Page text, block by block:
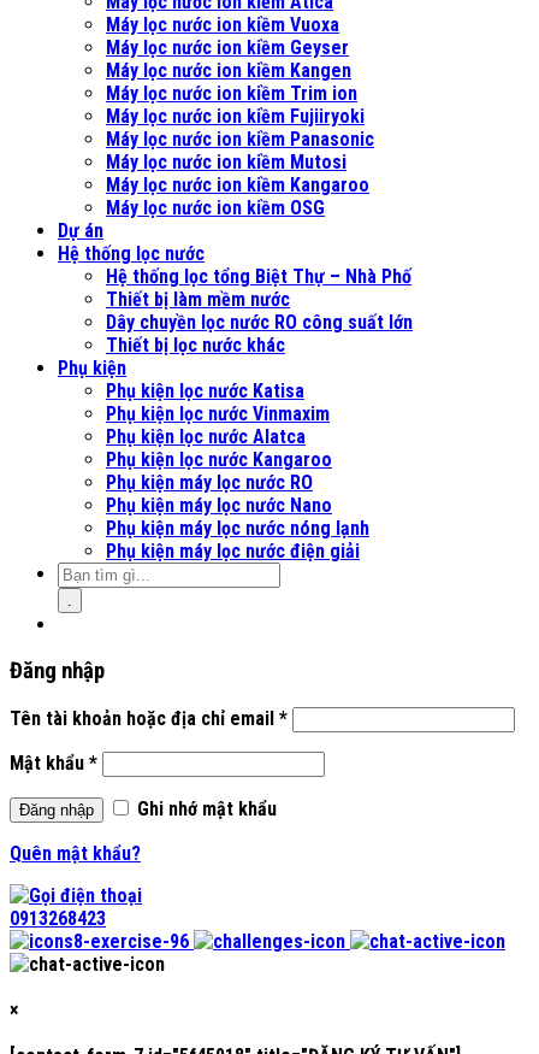
Máy lọc nước ion kiềm Vuoxa
Máy lọc nước ion kiềm Geyser
Máy lọc nước ion kiềm Kangen
Máy lọc nước ion kiềm Trim ion
Máy lọc nước ion kiềm Fujiiryoki
Máy lọc nước ion kiềm Panasonic
Máy lọc nước ion kiềm Mutosi
Máy lọc nước ion kiềm Kangaroo
Máy lọc nước ion kiềm OSG
Dự án
Hệ thống lọc nước
Hệ thống lọc tổng Biệt Thự – Nhà Phố
Thiết bị làm mềm nước
Dây chuyền lọc nước RO công suất lớn
Thiết bị lọc nước khác
Phụ kiện
Phụ kiện lọc nước Katisa
Phụ kiện lọc nước Vinmaxim
Phụ kiện lọc nước Alatca
Phụ kiện lọc nước Kangaroo
Phụ kiện máy lọc nước RO
Phụ kiện máy lọc nước Nano
Phụ kiện máy lọc nước nóng lạnh
Phụ kiện máy lọc nước điện giải
Đăng nhập
Tên tài khoản hoặc địa chỉ email *
Mật khẩu *
Đăng nhập
Ghi nhớ mật khẩu
Quên mật khẩu?
0913268423
×